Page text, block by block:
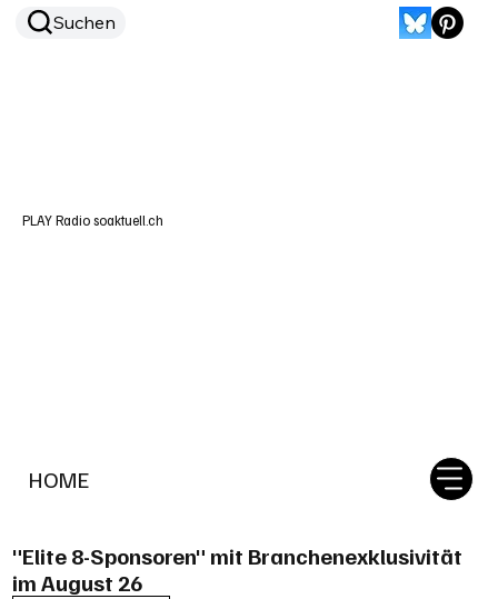
HOME
Suchen
PLAY Radio soaktuell.ch
"Elite 8-Sponsoren" mit Branchenexklusivität
im August 26